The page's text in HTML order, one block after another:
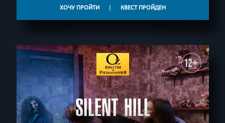
ХОЧУ ПРОЙТИ | КВЕСТ ПРОЙДЕН
12+
SILENT HILL